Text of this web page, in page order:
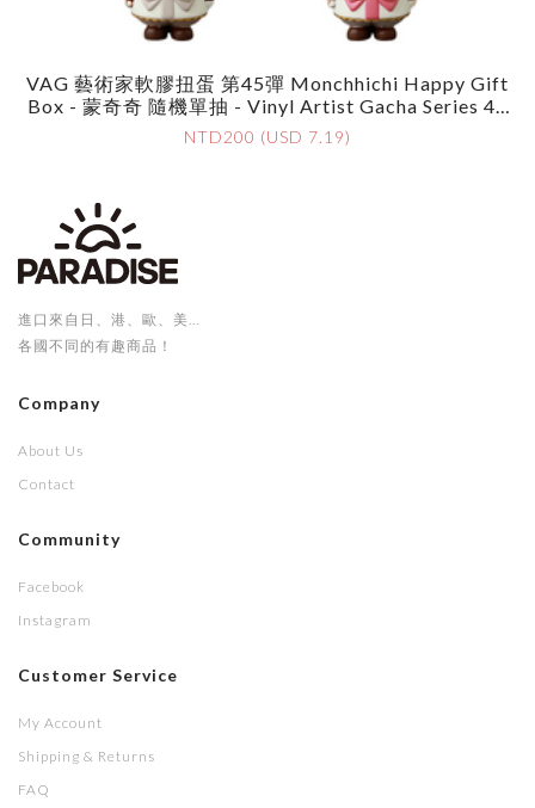
VAG 藝術家軟膠扭蛋 第45彈 Monchhichi Happy Gift
Box - 蒙奇奇 隨機單抽 - Vinyl Artist Gacha Series 45
Monchhichi Happy Gift Box - Monchhichi - Assortme
Nt
NTD200 (USD 7.19)
進口來自日、港、歐、美...
各國不同的有趣商品！
Company
About Us
Contact
Community
Facebook
Instagram
Customer Service
My Account
Shipping & Returns
FAQ